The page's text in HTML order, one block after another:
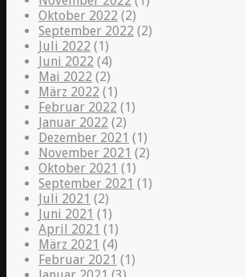
Oktober 2022 (2)
September 2022 (2)
Juli 2022 (1)
Juni 2022 (4)
Mai 2022 (2)
März 2022 (1)
Februar 2022 (1)
Januar 2022 (2)
Dezember 2021 (1)
November 2021 (2)
Oktober 2021 (1)
September 2021 (1)
Juli 2021 (2)
Juni 2021 (1)
April 2021 (1)
März 2021 (4)
Februar 2021 (1)